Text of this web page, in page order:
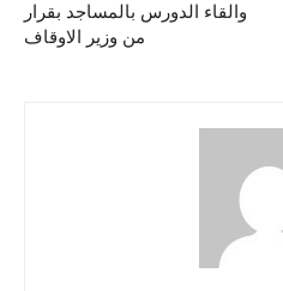
والقاء الدورس بالمساجد بقرار
من وزير الاوقاف